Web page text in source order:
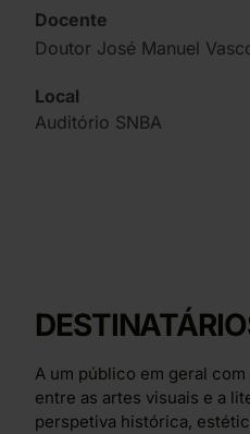
Docente
Doutor José Manuel
Local
Auditório SNBA
A um público em geral
entre as artes visuais e a
perspetiva histórica,